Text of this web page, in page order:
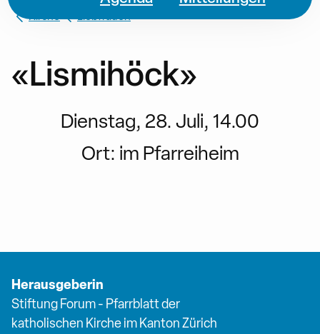
Kirche Liebfrauen
«Lismihöck»
Dienstag, 28. Juli, 14.00
Ort: im Pfarreiheim
Herausgeberin
Stiftung Forum - Pfarrblatt der
katholischen Kirche im Kanton Zürich